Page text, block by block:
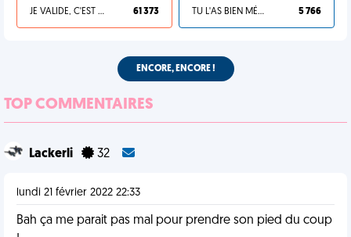
JE VALIDE, C'EST UNE VDM 61 373 TU L'AS BIEN MÉRITÉ 5 766
ENCORE, ENCORE !
TOP COMMENTAIRES
Lackerli 32
lundi 21 février 2022 22:33
Bah ça me parait pas mal pour prendre son pied du coup